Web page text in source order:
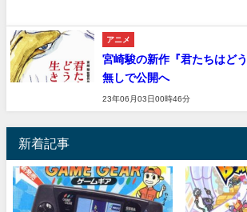
アニメ
宮崎駿の新作『君たちはど
無しで公開へ
23年06月03日00時46分
新着記事